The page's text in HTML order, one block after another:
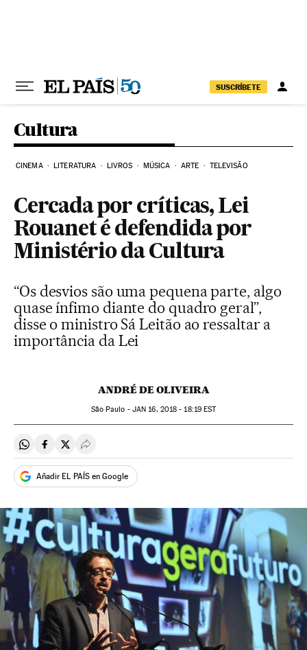
SUSCRÍBETE
Cultura
CINEMA LITERATURA LIVROS MÚSICA ARTE TELEVISÃO
Cercada por críticas, Lei
Rouanet é defendida por
Ministério da Cultura
“Os desvios são uma pequena parte, algo
quase ínfimo diante do quadro geral”,
disse o ministro Sá Leitão ao ressaltar a
importância da Lei
ANDRÉ DE OLIVEIRA
São Paulo - JAN 16, 2018 - 18:19EST
Compartir en Whatsapp
Compartir en Facebook
Compartir en Twitter
Desplegar Redes Sociales
Añadir EL PAÍS en Google